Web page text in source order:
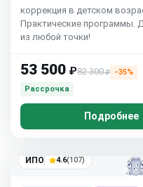
коррекция в детском
Практические программы.
из любой точки!
53 500 ₽82 300₽
−35%
Рассрочка
Подробнее
ИПО 4.6(107)